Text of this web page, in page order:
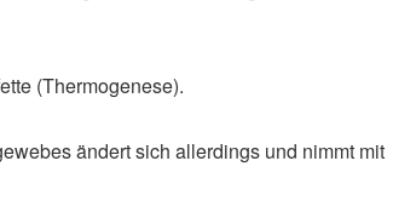
(Thermogenese).
ändert sich allerdings und nimmt mit